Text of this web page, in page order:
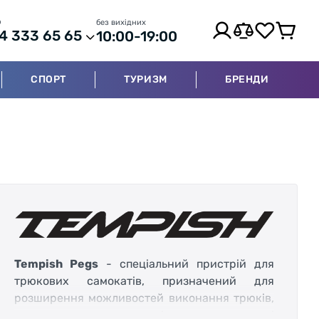
333 65 65
без вихідних
10:00-19:00
СПОРТ ТУРИЗМ БРЕНДИ
Tempish Pegs - спеціальний пристрій для
трюкових самокатів, призначений для
розширення можливостей виконання трюків,